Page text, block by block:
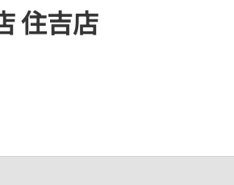
住吉店